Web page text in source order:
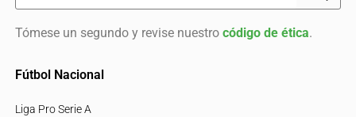
Tómese un segundo y revise nuestro código de ética.
Fútbol Nacional
Liga Pro Serie A